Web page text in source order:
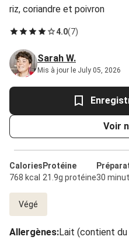
riz, coriandre et poivron
4.0(7)
Sarah W.
Mis à jour le July 05, 2026
Voir
Calories
768 kcal
Protéine
21.9g protéine30
Végé
Allergènes:Lait (contient